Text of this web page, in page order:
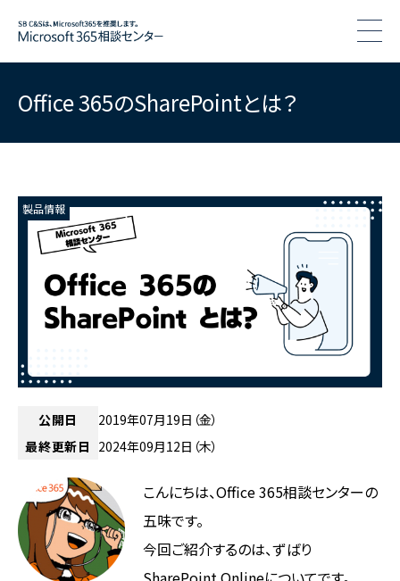
Office 365のSharePointとは？
製品情報
公開日
2019年07月19日（金）
最終更新日 2024年09月12日（木）
こんにちは、Office 365相談センターの
五味です。
今回ご紹介するのは、ずばり